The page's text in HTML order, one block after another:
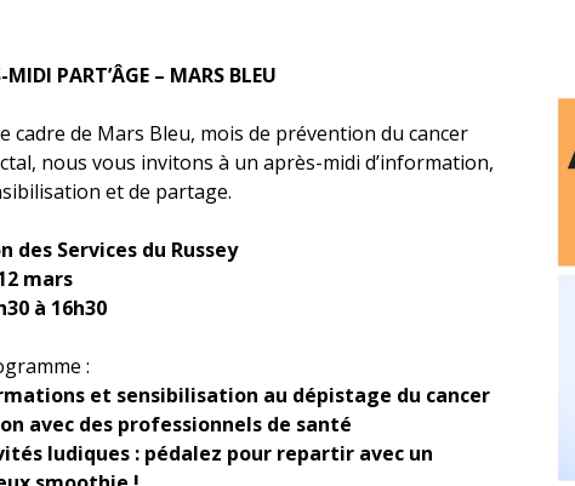
MIDI PART’ÂGE – MARS BLEU
cadre de Mars Bleu, mois de prévention du cancer
nous vous invitons à un après-midi d’information,
et de partage.
des Services du Russey
mars
à 16h30
:
et sensibilisation au dépistage du cancer
avec des professionnels de santé
ludiques : pédalez pour repartir avec un